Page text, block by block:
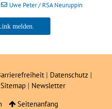
Uwe Peter / RSA Neuruppin
Neuruppin
| Datenschutz |
Sitemap| Newsletter
Seitenanfang